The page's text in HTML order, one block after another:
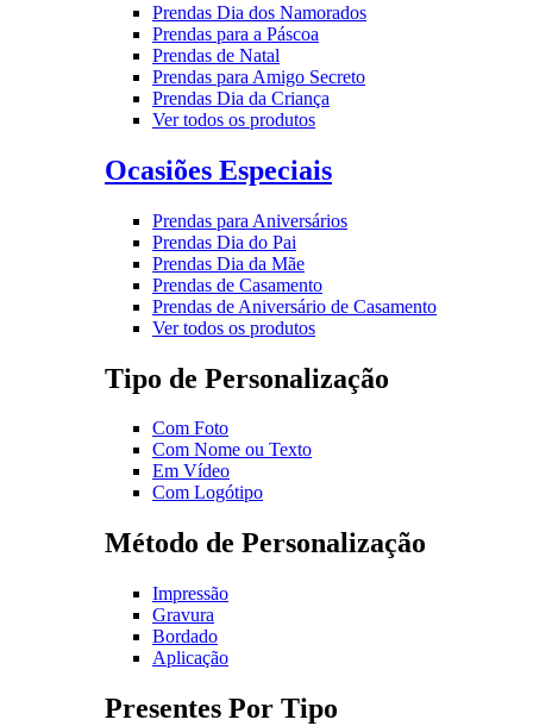
Prendas Dia dos Namorados
Prendas para a Páscoa
Prendas de Natal
Prendas para Amigo Secreto
Prendas Dia da Criança
Ver todos os produtos
Ocasiões Especiais
Prendas para Aniversários
Prendas Dia do Pai
Prendas Dia da Mãe
Prendas de Casamento
Prendas de Aniversário de Casamento
Ver todos os produtos
Tipo de Personalização
Com Foto
Com Nome ou Texto
Em Vídeo
Com Logótipo
Método de Personalização
Impressão
Gravura
Bordado
Aplicação
Presentes Por Tipo